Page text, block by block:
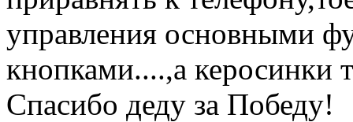
управления основными
кнопками....,а керосинки
Спасибо деду за Победу!